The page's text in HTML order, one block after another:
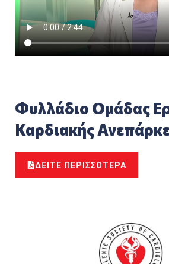
Φυλλάδιο Ομάδας
Καρδιακής
ΔΕΙΤΕ ΠΕΡΙΣΣΟΤΕΡΑ